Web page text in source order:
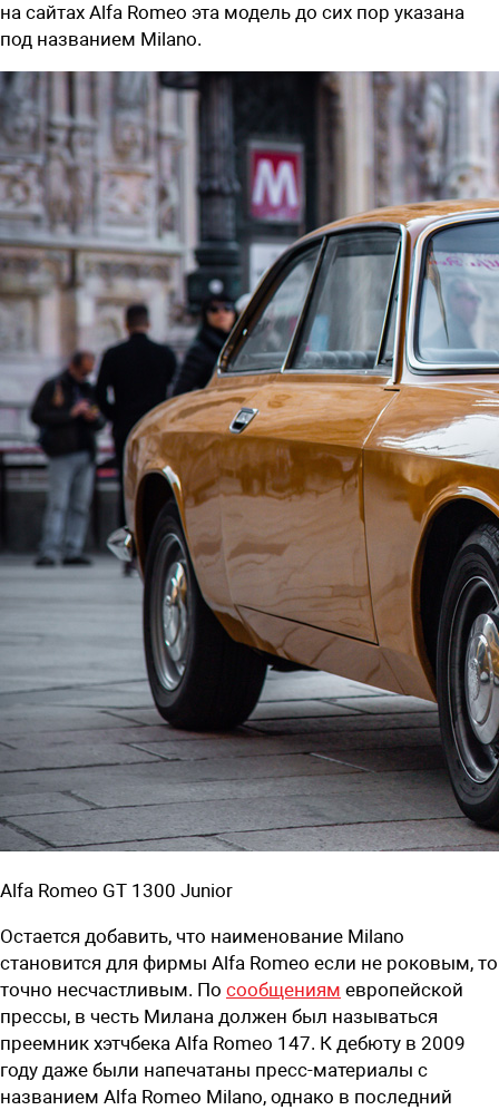
на сайтах Alfa Romeo эта модель до сих пор указана
под названием Milano.
Alfa Romeo GT 1300 Junior
Остается добавить, что наименование Milano
становится для фирмы Alfa Romeo если не роковым, то
точно несчастливым. По сообщениям европейской
прессы, в честь Милана должен был называться
преемник хэтчбека Alfa Romeo 147. К дебюту в 2009
году даже были напечатаны пресс-материалы с
названием Alfa Romeo Milano, однако в последний